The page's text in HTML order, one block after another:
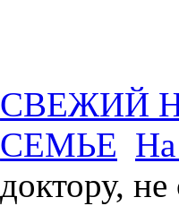
СВЕЖИЙ
СЕМЬЕ На
доктору, не